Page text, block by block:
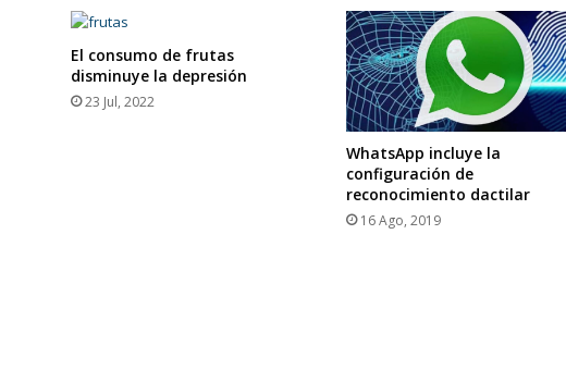
El consumo de frutas
disminuye la depresión
23 Jul, 2022
WhatsApp incluye la
configuración de
reconocimiento dactilar
16 Ago, 2019